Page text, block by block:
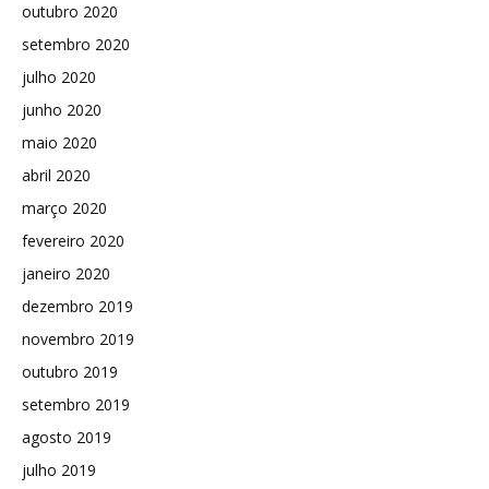
outubro 2020
setembro 2020
julho 2020
junho 2020
maio 2020
abril 2020
março 2020
fevereiro 2020
janeiro 2020
dezembro 2019
novembro 2019
outubro 2019
setembro 2019
agosto 2019
julho 2019